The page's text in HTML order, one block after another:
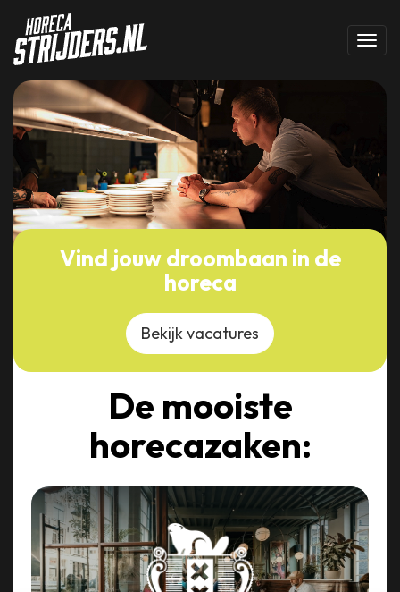
Vind jouw droombaan in de
horeca
Bekijk vacatures
De mooiste
horecazaken: